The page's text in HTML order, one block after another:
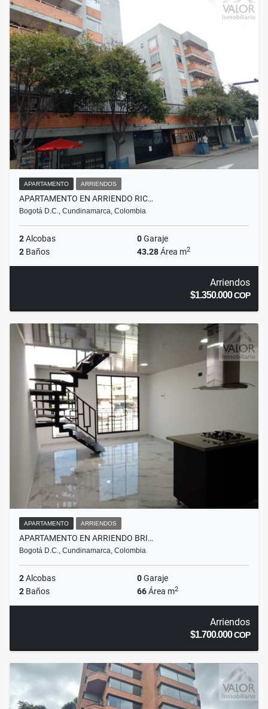
APARTAMENTO ARRIENDOS
APARTAMENTO EN ARRIENDO RIC…
Bogotá D.C., Cundinamarca, Colombia
2Alcobas 0Garaje
2 Baños 43.28Área m2
Arriendos
$1.350.000COP
APARTAMENTO ARRIENDOS
APARTAMENTO EN ARRIENDO BRI…
Bogotá D.C., Cundinamarca, Colombia
2Alcobas 0Garaje
2 Baños 66Área m2
Arriendos
$1.700.000COP